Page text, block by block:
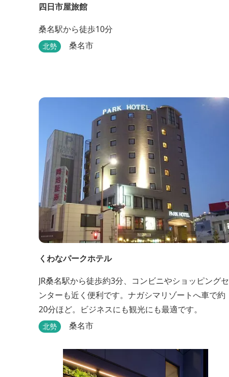
四日市屋旅館
桑名駅から徒歩10分
北勢 桑名市
くわなパークホテル
JR桑名駅から徒歩約3分、コンビニやショッピングセ
ンターも近く便利です。ナガシマリゾートへ車で約
20分ほど。ビジネスにも観光にも最適です。
北勢 桑名市